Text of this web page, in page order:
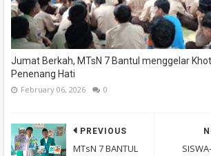
Jumat Berkah, MTsN 7 Bantul menggelar
Penenang Hati
February 06, 2026 0
PREVIOUS
MTsN 7 BANTUL